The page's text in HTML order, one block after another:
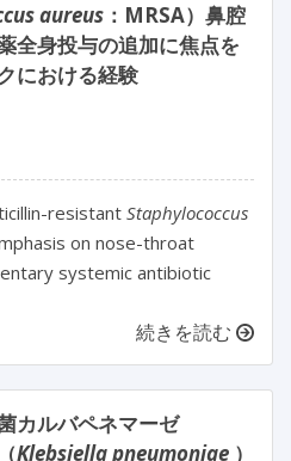
aureus ：MRSA）鼻腔
全身投与の追加に焦点を
における経験
resistant Staphylococcus
on nose-throat
systemic antibiotic
続きを読む
カルバペネマーゼ
Klebsiella pneumoniae ）